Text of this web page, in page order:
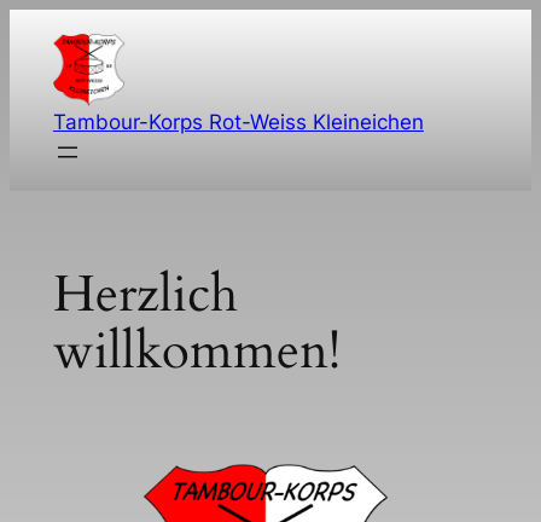
Inhalt
springen
Tambour-Korps Rot-Weiss Kleineichen
Herzlich
willkommen!